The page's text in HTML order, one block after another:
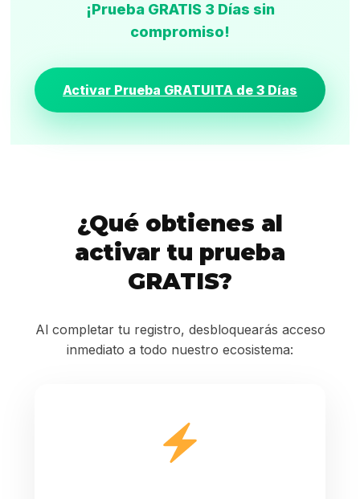
¡Prueba GRATIS 3 Días sin
compromiso!
Activar Prueba GRATUITA de 3 Días
¿Qué obtienes al
activar tu prueba
GRATIS?
Al completar tu registro, desbloquearás acceso
inmediato a todo nuestro ecosistema: